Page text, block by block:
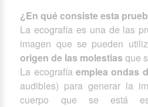
¿En qué consiste esta
La ecografía es una de las
imagen que se pueden
origen de las molestias que
La ecografíaemplea ondas
audibles) para generar la
cuerpo que se está